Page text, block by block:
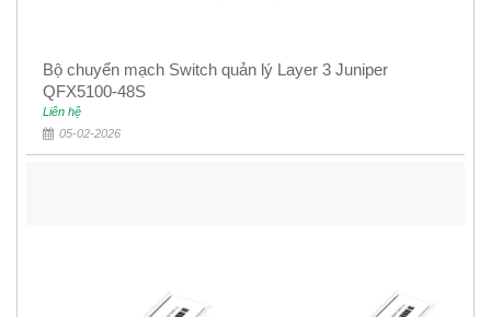
Bộ chuyển mạch Switch quản lý Layer 3 Juniper
QFX5100-48S
Liên hệ
05-02-2026